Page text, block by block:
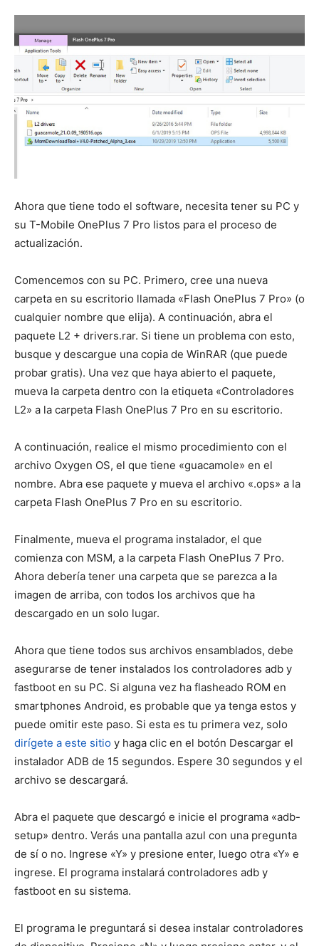
Ahora que tiene todo el software, necesita tener su PC y
su T-Mobile OnePlus 7 Pro listos para el proceso de
actualización.
Comencemos con su PC. Primero, cree una nueva
carpeta en su escritorio llamada «Flash OnePlus 7 Pro» (o
cualquier nombre que elija). A continuación, abra el
paquete L2 + drivers.rar. Si tiene un problema con esto,
busque y descargue una copia de WinRAR (que puede
probar gratis). Una vez que haya abierto el paquete,
mueva la carpeta dentro con la etiqueta «Controladores
L2» a la carpeta Flash OnePlus 7 Pro en su escritorio.
A continuación, realice el mismo procedimiento con el
archivo Oxygen OS, el que tiene «guacamole» en el
nombre. Abra ese paquete y mueva el archivo «.ops» a la
carpeta Flash OnePlus 7 Pro en su escritorio.
Finalmente, mueva el programa instalador, el que
comienza con MSM, a la carpeta Flash OnePlus 7 Pro.
Ahora debería tener una carpeta que se parezca a la
imagen de arriba, con todos los archivos que ha
descargado en un solo lugar.
Ahora que tiene todos sus archivos ensamblados, debe
asegurarse de tener instalados los controladores adb y
fastboot en su PC. Si alguna vez ha flasheado ROM en
smartphones Android, es probable que ya tenga estos y
puede omitir este paso. Si esta es tu primera vez, solo
dirígete a este sitio y haga clic en el botón Descargar el
instalador ADB de 15 segundos. Espere 30 segundos y el
archivo se descargará.
Abra el paquete que descargó e inicie el programa «adb-
setup» dentro. Verás una pantalla azul con una pregunta
de sí o no. Ingrese «Y» y presione enter, luego otra «Y» e
ingrese. El programa instalará controladores adb y
fastboot en su sistema.
El programa le preguntará si desea instalar controladores